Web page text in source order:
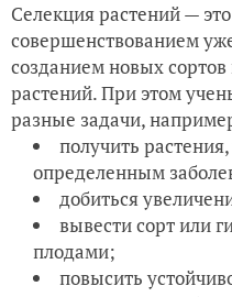
Селекция растений —
совершенствованием
созданием новых
растений. При этом
разные задачи,
получить
определенным
добиться
вывести сорт или
плодами;
повысить